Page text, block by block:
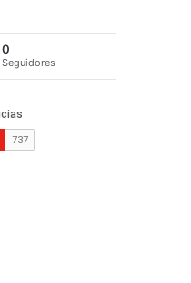
0
Seguidores